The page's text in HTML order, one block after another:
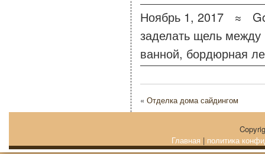
Ноябрь 1, 2017 ≈
заделать щель между
ванной, бордюрная
« Отделка дома сайдингом
Главная | политика